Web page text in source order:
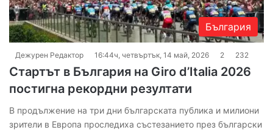
България
Дежурен Редактор 16:44ч, четвъртък, 14 май, 2026 2 232
Стартът в България на Giro d’Italia 2026
постигна рекордни резултати
В продължение на три дни българската публика и милиони
зрители в Европа проследиха състезанието през български